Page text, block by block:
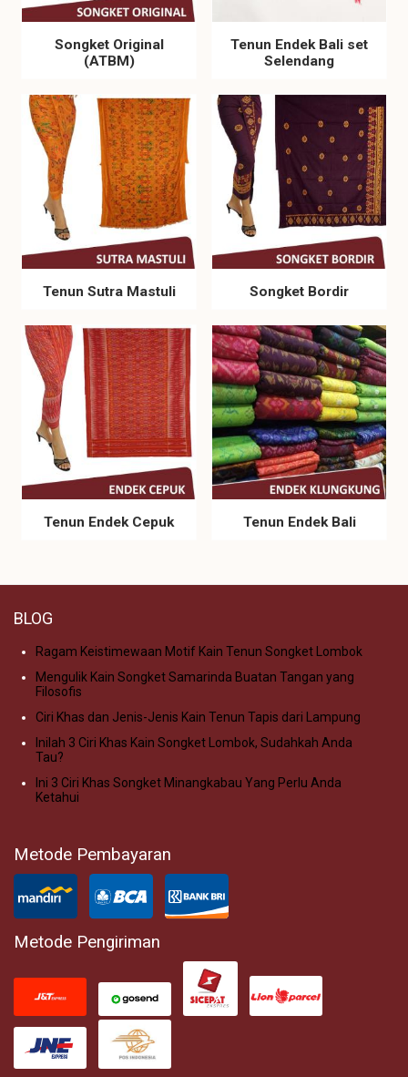
Songket Original
(ATBM)
Tenun Endek Bali set
Selendang
Tenun Sutra Mastuli Songket Bordir
Tenun Endek Cepuk Tenun Endek Bali
BLOG
Ragam Keistimewaan Motif Kain Tenun Songket Lombok
Mengulik Kain Songket Samarinda Buatan Tangan yang
Filosofis
Ciri Khas dan Jenis-Jenis Kain Tenun Tapis dari Lampung
Inilah 3 Ciri Khas Kain Songket Lombok, Sudahkah Anda
Tau?
Ini 3 Ciri Khas Songket Minangkabau Yang Perlu Anda
Ketahui
Metode Pembayaran
Metode Pengiriman